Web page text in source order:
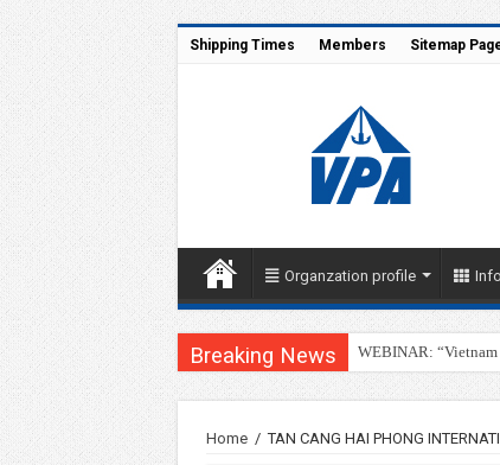
Shipping Times Members Sitemap
Organzation profile
Breaking News WEBINAR: “Vietnam
Home / TAN CANG HAI PHONG